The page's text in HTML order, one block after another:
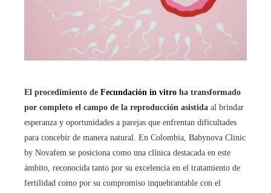
El procedimiento de Fecundación in vitro ha transformado
por completo el campo de la reproducción asistida al brindar
esperanza y oportunidades a parejas que enfrentan dificultades
para concebir de manera natural. En Colombia, Babynova Clinic
by Novafem se posiciona como una clínica destacada en este
ámbito, reconocida tanto por su excelencia en el tratamiento de
fertilidad como por su compromiso inquebrantable con el